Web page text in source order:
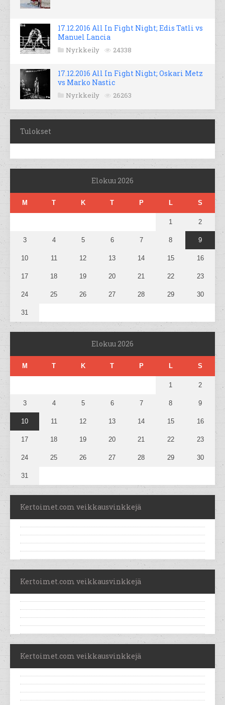
17.12.2016 All In Fight Night; Edis Tatli vs
Manuel Lancia
Nyrkkeily 24338
17.12.2016 All In Fight Night; Oskari Metz
vs Marko Nastic
Nyrkkeily 26263
Tulokset
Elokuu 2026
M T K T P L S
1 2
3 4 5 6 7 8 9
10 11 12 13 14 15 16
17 18 19 20 21 22 23
24 25 26 27 28 29 30
31
Elokuu 2026
M T K T P L S
1 2
3 4 5 6 7 8 9
10 11 12 13 14 15 16
17 18 19 20 21 22 23
24 25 26 27 28 29 30
31
Kertoimet.com veikkausvinkkejä
Kertoimet.com veikkausvinkkejä
Kertoimet.com veikkausvinkkejä